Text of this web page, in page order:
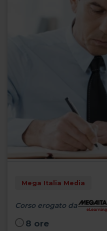
Mega Italia Media
Corso erogato da
8 ore